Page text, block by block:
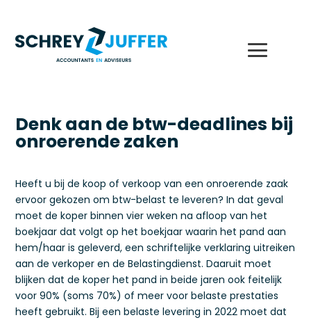
Denk aan de btw-deadlines bij
onroerende zaken
Heeft u bij de koop of verkoop van een onroerende zaak
ervoor gekozen om btw-belast te leveren? In dat geval
moet de koper binnen vier weken na afloop van het
boekjaar dat volgt op het boekjaar waarin het pand aan
hem/haar is geleverd, een schriftelijke verklaring uitreiken
aan de verkoper en de Belastingdienst. Daaruit moet
blijken dat de koper het pand in beide jaren ook feitelijk
voor 90% (soms 70%) of meer voor belaste prestaties
heeft gebruikt. Bij een belaste levering in 2022 moet dat